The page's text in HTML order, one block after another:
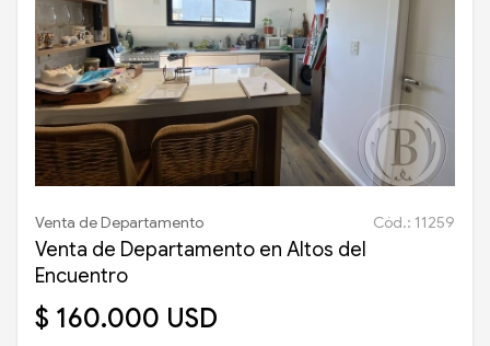
Venta de Departamento Cód.: 11259
Venta de Departamento en Altos del
Encuentro
$ 160.000 USD